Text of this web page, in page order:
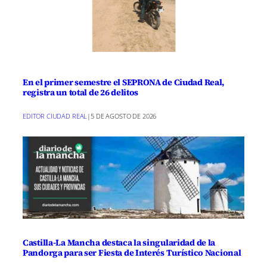
aparcamiento gratuito en la zona azul
por las tardes durante julio y
agosto, facilitando así el acceso a eventos
Lleno en todas las
proyecciones y directores
de fuera
Blanca Sáenz, directora del festival,
destacó la gran respuesta del público:
«Hemos llenado todos los días en
público y directores de fuera». La
En el primer semestre el SEPRONA de Ciudad Real,
registra un total de 26 delitos
EDITOR CIUDAD REAL | 5 DE AGOSTO DE 2026
Castilla-La Mancha destaca la singularidad de la
Pandorga para ser Fiesta de Interés Turístico Nacional